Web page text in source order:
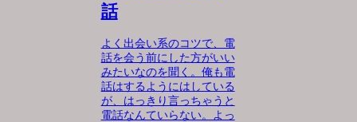
話
よく出会い系のコツで、電
話を会う前にした方がいい
みたいなのを聞く。俺も電
話はするようにはしている
が、はっきり言っちゃうと
電話なんていらない。よっ